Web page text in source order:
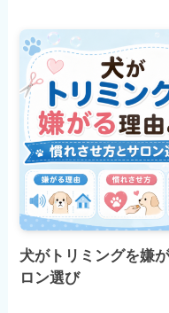
犬がトリミングを嫌
ロン選び